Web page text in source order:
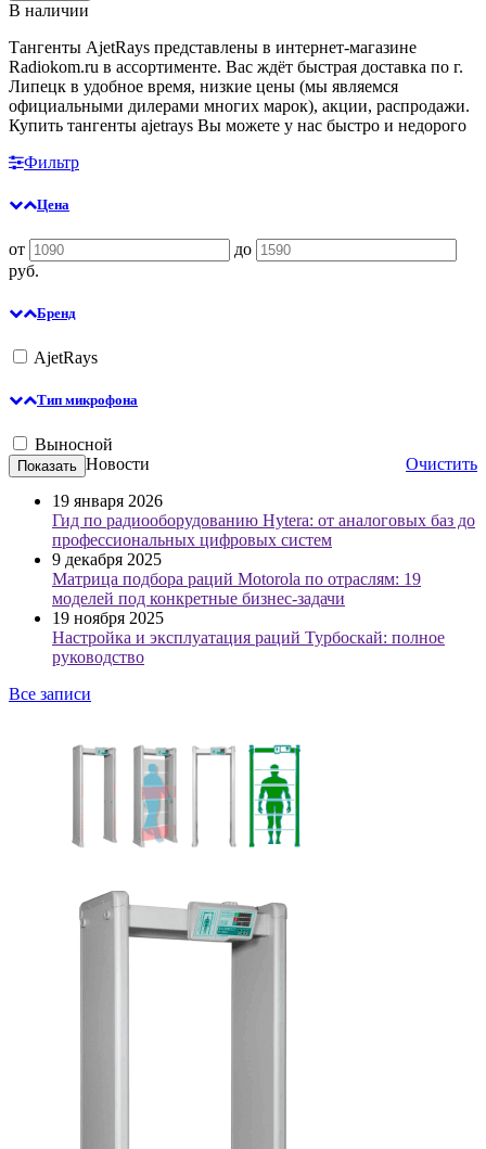
В наличии
Тангенты AjetRays представлены в интернет-магазине
Radiokom.ru в ассортименте. Вас ждёт быстрая доставка по г.
Липецк в удобное время, низкие цены (мы являемся
официальными дилерами многих марок), акции, распродажи.
Купить тангенты ajetrays Вы можете у нас быстро и недорого
Фильтр
Цена
от
до
руб.
Бренд
AjetRays
Тип микрофона
Выносной
Очистить
Новости
19 января 2026
Гид по радиооборудованию Hytera: от аналоговых баз до
профессиональных цифровых систем
9 декабря 2025
Матрица подбора раций Motorola по отраслям: 19
моделей под конкретные бизнес-задачи
19 ноября 2025
Настройка и эксплуатация раций Турбоскай: полное
руководство
Все записи